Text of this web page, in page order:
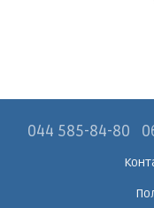
044 585-84-80